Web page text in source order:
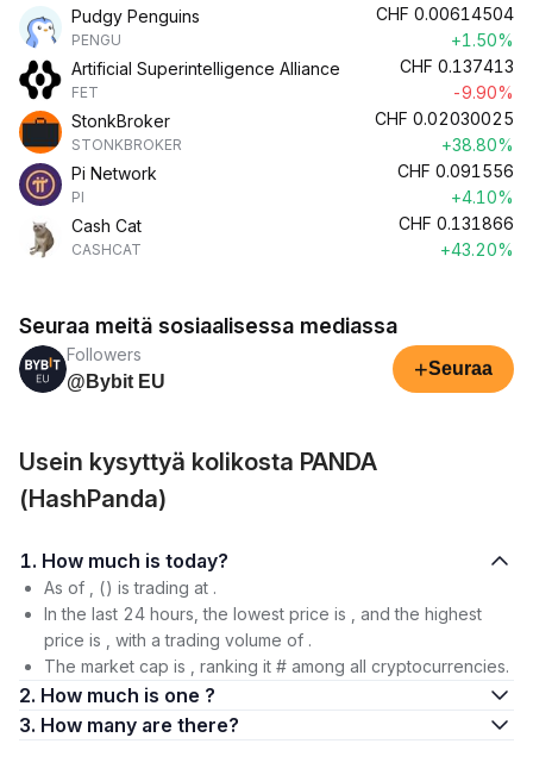
Pudgy Penguins
PENGU
CHF 0.00614504
+1.50%
Artificial Superintelligence Alliance
FET
CHF 0.137413
-9.90%
StonkBroker
STONKBROKER
CHF 0.02030025
+38.80%
Pi Network
PI
CHF 0.091556
+4.10%
Cash Cat
CASHCAT
CHF 0.131866
+43.20%
Seuraa meitä sosiaalisessa mediassa
Followers
@Bybit EU
+Seuraa
Usein kysyttyä kolikosta PANDA
(HashPanda)
1. How much is today?
As of , () is trading at .
In the last 24 hours, the lowest price is , and the highest
price is , with a trading volume of .
The market cap is , ranking it # among all cryptocurrencies.
2. How much is one ?
3. How many are there?